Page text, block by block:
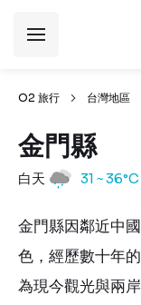
O2 旅行 台灣地區
金門縣
白天 31 ~ 36°C
金門縣因鄰近中
色，經歷數十年
為現今觀光與兩